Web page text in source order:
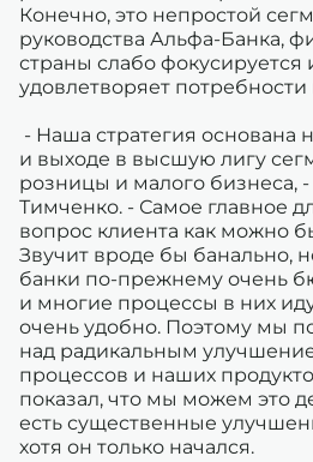
Конечно, это непростой
руководства Альфа-Банка,
страны слабо фокусируется
удовлетворяет
- Наша стратегия основана
и выходе в высшую лигу
розницы и малого бизнеса,
Тимченко. - Самое главное
вопрос клиента как можно
Звучит вроде бы банально,
банки по-прежнему очень
и многие процессы в них
очень удобно. Поэтому мы
над радикальным
процессов и наших
показал, что мы можем это
есть существенные
хотя он только начался.